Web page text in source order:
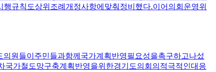
규칙도상위조례개정사항에맞춰정비했다.이어의회운영위
원들이주민들과함께국가계획반영필요성을촉구하고나섰
가철도망구축계획반영을위한경기도의회의적극적인대응